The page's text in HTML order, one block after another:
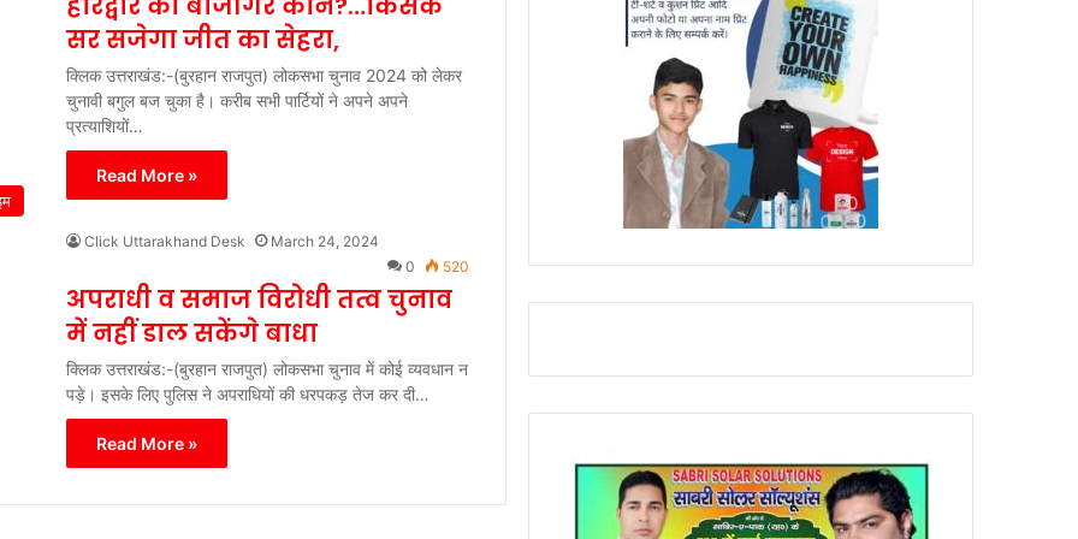
सर सजेगा जीत का सेहरा,
क्लिक उत्तराखंड:-(बुरहान राजपुत) लोकसभा चुनाव 2024 को लेकर
चुनावी बगुल बज चुका है। करीब सभी पार्टियों ने अपने अपने
प्रत्याशियों…
Read More »
Click Uttarakhand Desk
March 24, 2024
0
520
अपराधी व समाज विरोधी तत्व चुनाव
में नहीं डाल सकेंगे बाधा
क्लिक उत्तराखंड:-(बुरहान राजपुत) लोकसभा चुनाव में कोई व्यवधान न
पड़े। इसके लिए पुलिस ने अपराधियों की धरपकड़ तेज कर दी…
Read More »